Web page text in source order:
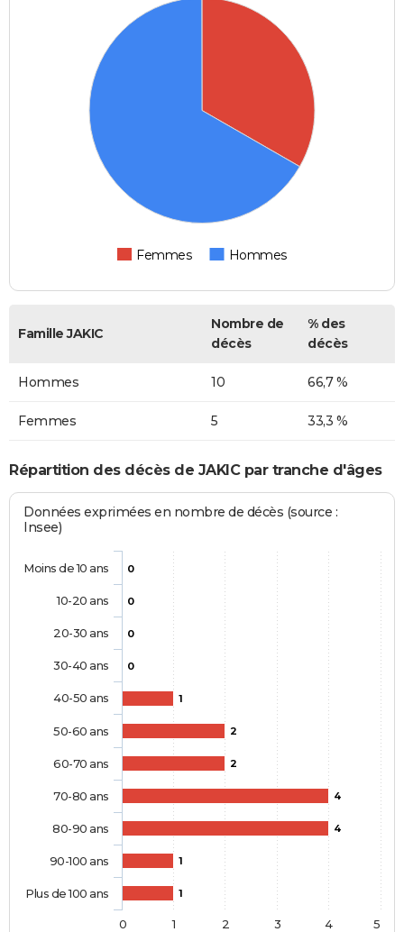
Femmes Hommes
Famille JAKIC
Nombre de
décès
% des
décès
Hommes 10 66,7 %
Femmes 5 33,3 %
Répartition des décès de JAKIC par tranche d'âges
Données exprimées en nombre de décès (source :
Insee)
0
0
0
0
1
2
2
4
4
1
1
Moins de 10 ans
10-20 ans
20-30 ans
30-40 ans
40-50 ans
50-60 ans
60-70 ans
70-80 ans
80-90 ans
90-100 ans
Plus de 100 ans
0 1 2 3 4 5